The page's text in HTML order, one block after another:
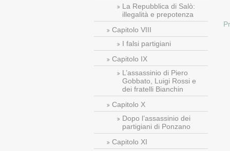
La Repubblica di Salò:
illegalità e prepotenza
Capitolo VIII
I falsi partigiani
Capitolo IX
L’assassinio di Piero
Gobbato, Luigi Rossi e
dei fratelli Bianchin
Capitolo X
Dopo l’assassinio dei
partigiani di Ponzano
Capitolo XI